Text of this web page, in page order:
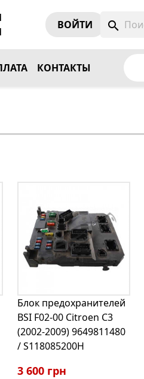
ВОЙТИ search
КОНТАКТЫ
Блок предохранителей
BSI F02-00 Citroen C3
(2002-2009) 9649811480
/ S118085200H
3 600 грн